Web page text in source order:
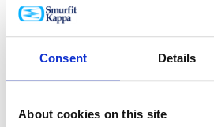
Consent Details
About cookies on this site
Acerca de Extel
La encuesta Extel comenzó en
asesoramiento que recibían de